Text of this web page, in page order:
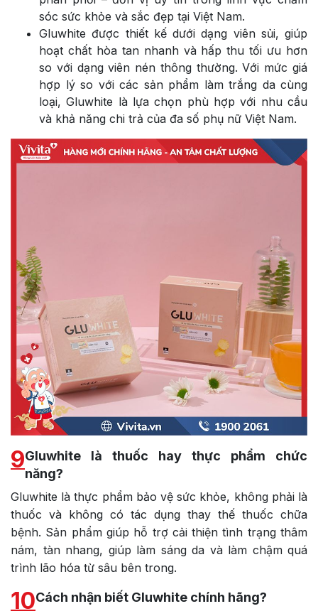
sóc sức khỏe và sắc đẹp tại Việt Nam.
Gluwhite được thiết kế dưới dạng viên sủi, giúp
hoạt chất hòa tan nhanh và hấp thu tối ưu hơn
so với dạng viên nén thông thường. Với mức giá
hợp lý so với các sản phẩm làm trắng da cùng
loại, Gluwhite là lựa chọn phù hợp với nhu cầu
và khả năng chi trả của đa số phụ nữ Việt Nam.
9Gluwhite là thuốc hay thực phẩm chức
năng?
Gluwhite là thực phẩm bảo vệ sức khỏe, không phải là
thuốc và không có tác dụng thay thế thuốc chữa
bệnh. Sản phẩm giúp hỗ trợ cải thiện tình trạng thâm
nám, tàn nhang, giúp làm sáng da và làm chậm quá
trình lão hóa từ sâu bên trong.
10Cách nhận biết Gluwhite chính hãng?